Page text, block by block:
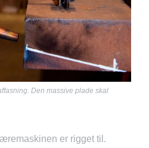
Den massive plade skal
er rigget til.